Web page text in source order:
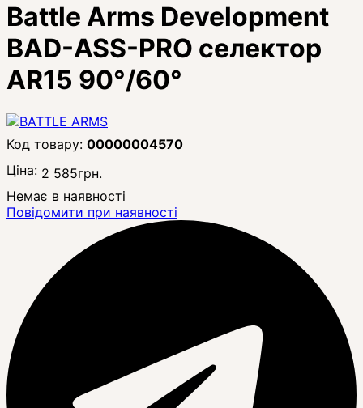
Battle Arms Development
BAD-ASS-PRO селектор
AR15 90°/60°
00000004570
Ціна: 2 585грн.
Немає в наявності
Повідомити при наявності